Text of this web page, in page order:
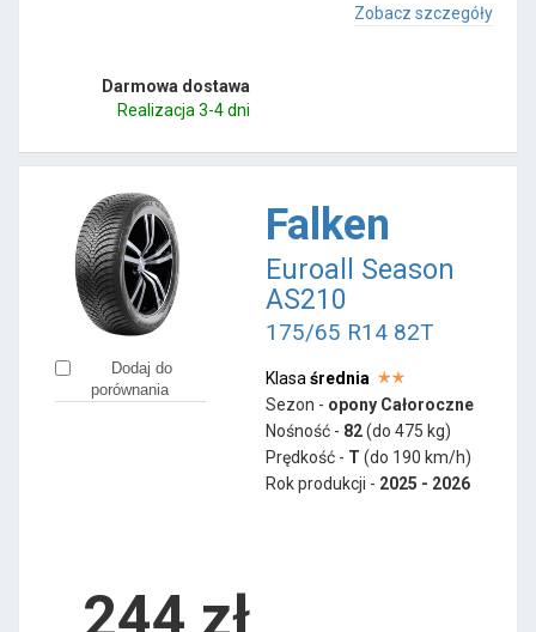
Zobacz szczegóły
Darmowa dostawa
Realizacja 3-4 dni
Dodaj do
porównania
Falken
Euroall Season
AS210
175/65 R14 82T
Klasa średnia
Sezon - opony Całoroczne
Nośność - 82(do 475 kg)
Prędkość - T (do 190 km/h)
Rok produkcji - 2025 - 2026
244 zł